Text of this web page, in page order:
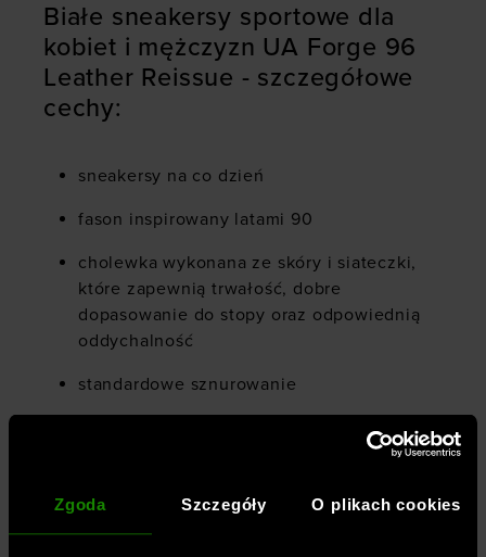
Zgoda Szczegóły O plikach cookies
Białe sneakersy sportowe dla
kobiet i mężczyzn UA Forge 96
Leather Reissue - szczegółowe
cechy:
sneakersy na co dzień
fason inspirowany latami 90
cholewka wykonana ze skóry i siateczki,
które zapewnią trwałość, dobre
dopasowanie do stopy oraz odpowiednią
oddychalność
standardowe sznurowanie
wyściełany język i kołnierz dla większego
cholewka z syntetycznymi nakładkami z